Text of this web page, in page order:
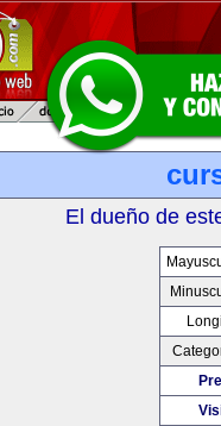
El dueño de